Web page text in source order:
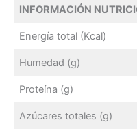
INFORMACIÓN
Energía total (Kcal)
Humedad (g)
Proteína (g)
Azúcares totales (g)